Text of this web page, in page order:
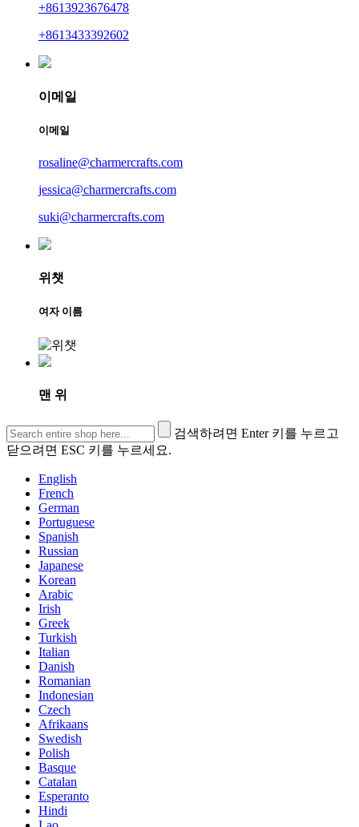
+8613923676478
+8613433392602
이메일
이메일
rosaline@charmercrafts.com
jessica@charmercrafts.com
suki@charmercrafts.com
위챗
여자 이름
맨 위
검색하려면 Enter 키를 누르고
닫으려면 ESC 키를 누르세요.
English
French
German
Portuguese
Spanish
Russian
Japanese
Korean
Arabic
Irish
Greek
Turkish
Italian
Danish
Romanian
Indonesian
Czech
Afrikaans
Swedish
Polish
Basque
Catalan
Esperanto
Hindi